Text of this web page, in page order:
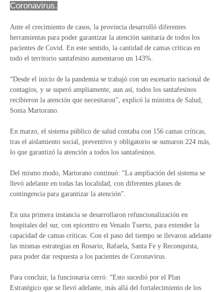
Coronavirus.
Ante el crecimiento de casos, la provincia desarrolló diferentes
herramientas para poder garantizar la atención sanitaria de todos los
pacientes de Covid. En este sentido, la cantidad de camas críticas en
todo el territorio santafesino aumentaron un 143%.
“Desde el inicio de la pandemia se trabajó con un escenario nacional de
contagios, y se superó ampliamente, aun así, todos los santafesinos
recibieron la atención que necesitaron”, explicó la ministra de Salud,
Sonia Martorano.
En marzo, el sistema público de salud contaba con 156 camas críticas,
tras el aislamiento social, preventivo y obligatorio se sumaron 224 más,
lo que garantizó la atención a todos los santafesinos.
Del mismo modo, Martorano continuó: “La ampliación del sistema se
llevó adelante en todas las localidad, con diferentes planes de
contingencia para garantizar la atención”.
En una primera instancia se desarrollaron refuncionalización en
hospitales del sur, con epicentro en Venado Tuerto, para extender la
capacidad de camas críticas. Con el paso del tiempo se llevaron adelante
las mismas estrategias en Rosario, Rafaela, Santa Fe y Reconquista,
para poder dar respuesta a los pacientes de Coronavirus.
Para concluir, la funcionaria cerró: “Esto sucedió por el Plan
Estratégico que se llevó adelante, más allá del fortalecimiento de los